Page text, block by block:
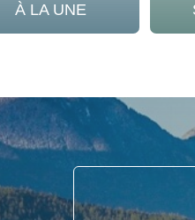
À LA UNE